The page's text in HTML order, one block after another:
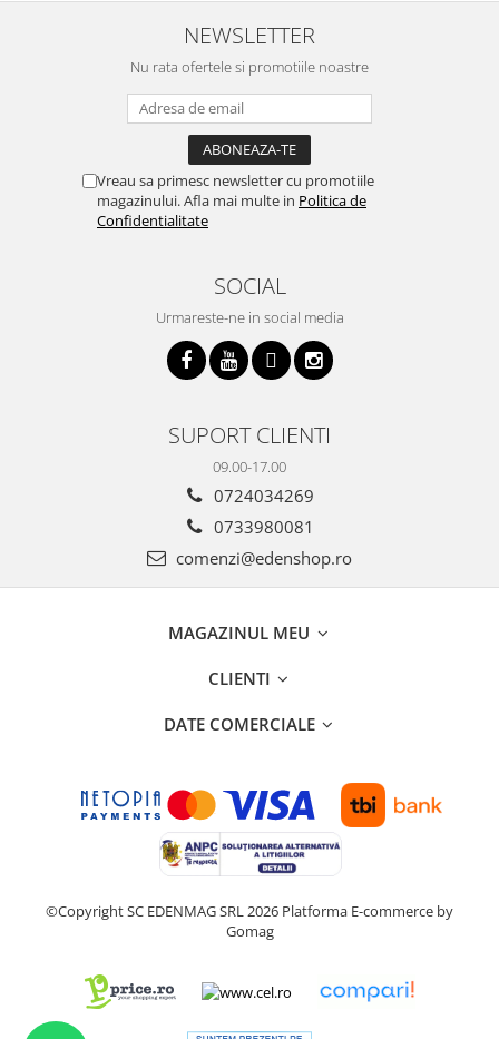
cratita...ma gandesc serios sa imi
cumpar si eu! Recomand mult !
buna, recomand cu drag !
NEWSLETTER
Nu rata ofertele si promotiile noastre
Vreau sa primesc newsletter cu promotiile
magazinului. Afla mai multe in Politica de
Confidentialitate
SOCIAL
Urmareste-ne in social media
SUPORT CLIENTI
09.00-17.00
0724034269
0733980081
comenzi@edenshop.ro
MAGAZINUL MEU
CLIENTI
DATE COMERCIALE
©Copyright SC EDENMAG SRL 2026 Platforma E-commerce by
Gomag